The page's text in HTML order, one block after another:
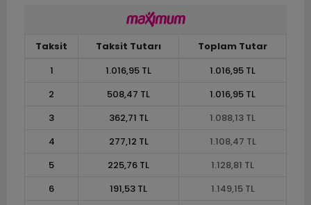
Taksit Taksit Tutarı
Toplam Tutar
1
1.016,95 TL
1.016,95 TL
2
508,47 TL
1.016,95 TL
3
362,71 TL
1.088,13 TL
4
277,12 TL
1.108,47 TL
5
225,76 TL
1.128,81 TL
6
191,53 TL 1.149,15 TL